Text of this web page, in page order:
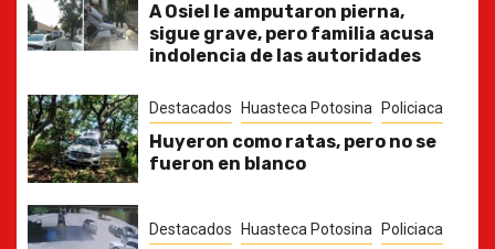
A Osiel le amputaron pierna,
sigue grave, pero familia acusa
indolencia de las autoridades
Destacados Huasteca Potosina Policiaca
Huyeron como ratas, pero no se
fueron en blanco
Destacados Huasteca Potosina Policiaca